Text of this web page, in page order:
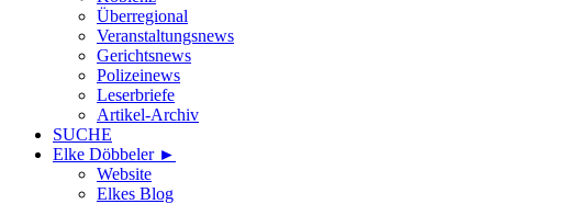
Überregional
Veranstaltungsnews
Gerichtsnews
Polizeinews
Leserbriefe
Artikel-Archiv
SUCHE
Elke Döbbeler ►
Website
Elkes Blog